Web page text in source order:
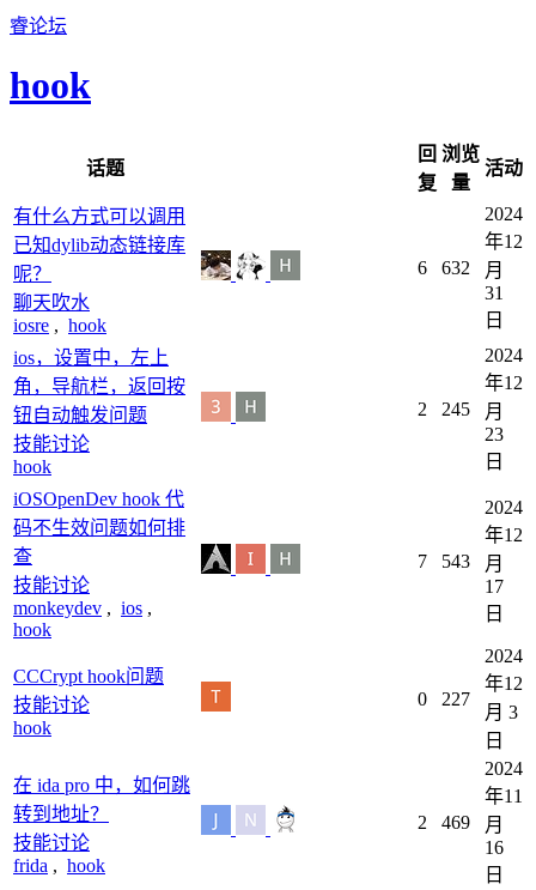
睿论坛
hook
话题
回
复
浏览
量
活动
有什么方式可以调用
已知dylib动态链接库
呢？
聊天吹水
iosre , hook
6 632
2024
年12
月
31
日
ios，设置中，左上
角，导航栏，返回按
钮自动触发问题
技能讨论
hook
2 245
2024
年12
月
23
日
iOSOpenDev hook 代
码不生效问题如何排
查
技能讨论
monkeydev , ios ,
hook
7 543
2024
年12
月
17
日
CCCrypt hook问题
技能讨论
hook
0 227
2024
年12
月 3
日
在 ida pro 中，如何跳
转到地址？
技能讨论
frida , hook
2 469
2024
年11
月
16
日